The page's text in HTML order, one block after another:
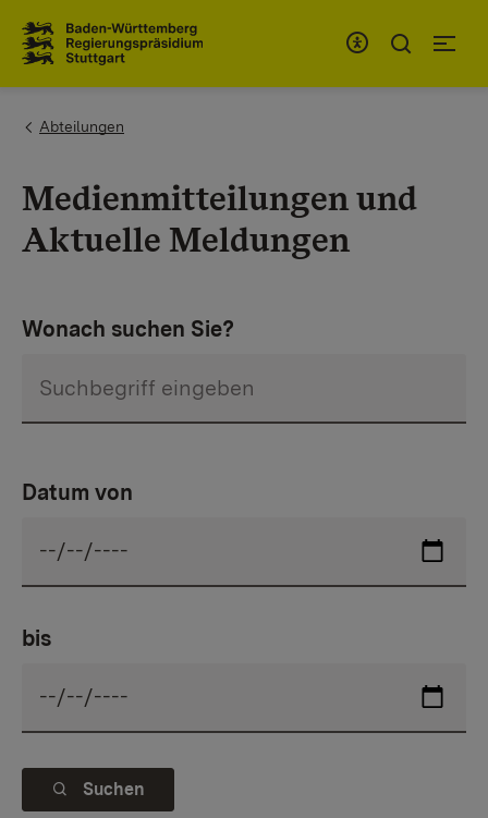
You are here:
Abteilungen
Medienmitteilungen und
Aktuelle Meldungen
Wonach suchen Sie?
Datum von
bis
Suchen